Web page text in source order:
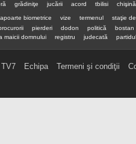
grădiniţe jucării acord tbilisi
biometrice vize termenul
staţie
pierderi dodon politică
bostan
maicii domnului registru judecată
TV7 Echipa Termeni şi condiţii